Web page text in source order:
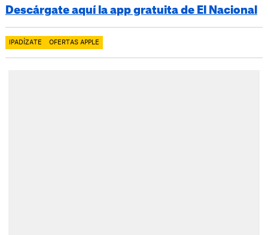
Descárgate aquí la app gratuita de El Nacional
IPADÍZATE OFERTAS APPLE